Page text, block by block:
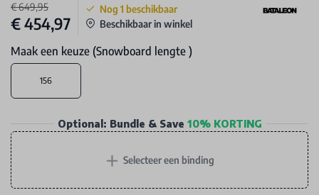
€ 649,95
€ 454,97
Nog 1 beschikbaar
Beschikbaar in winkel
Maak een keuze (Snowboard lengte )
156
Optional: Bundle & Save 10% KORTING
+ Selecteer een binding